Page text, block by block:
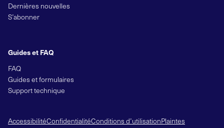
Dernières nouvelles
S’abonner
Guides et FAQ
FAQ
Guides et formulaires
Support technique
AccessibilitéConfidentialitéConditions d’utilisationPlaintes